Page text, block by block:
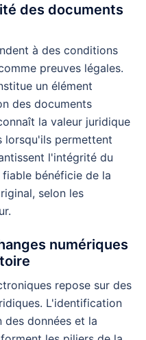
des documents
à des conditions
preuves légales.
un élément
des documents
la valeur juridique
lorsqu'ils permettent
l'intégrité du
bénéficie de la
selon les
numériques
repose sur des
L'identification
des données et la